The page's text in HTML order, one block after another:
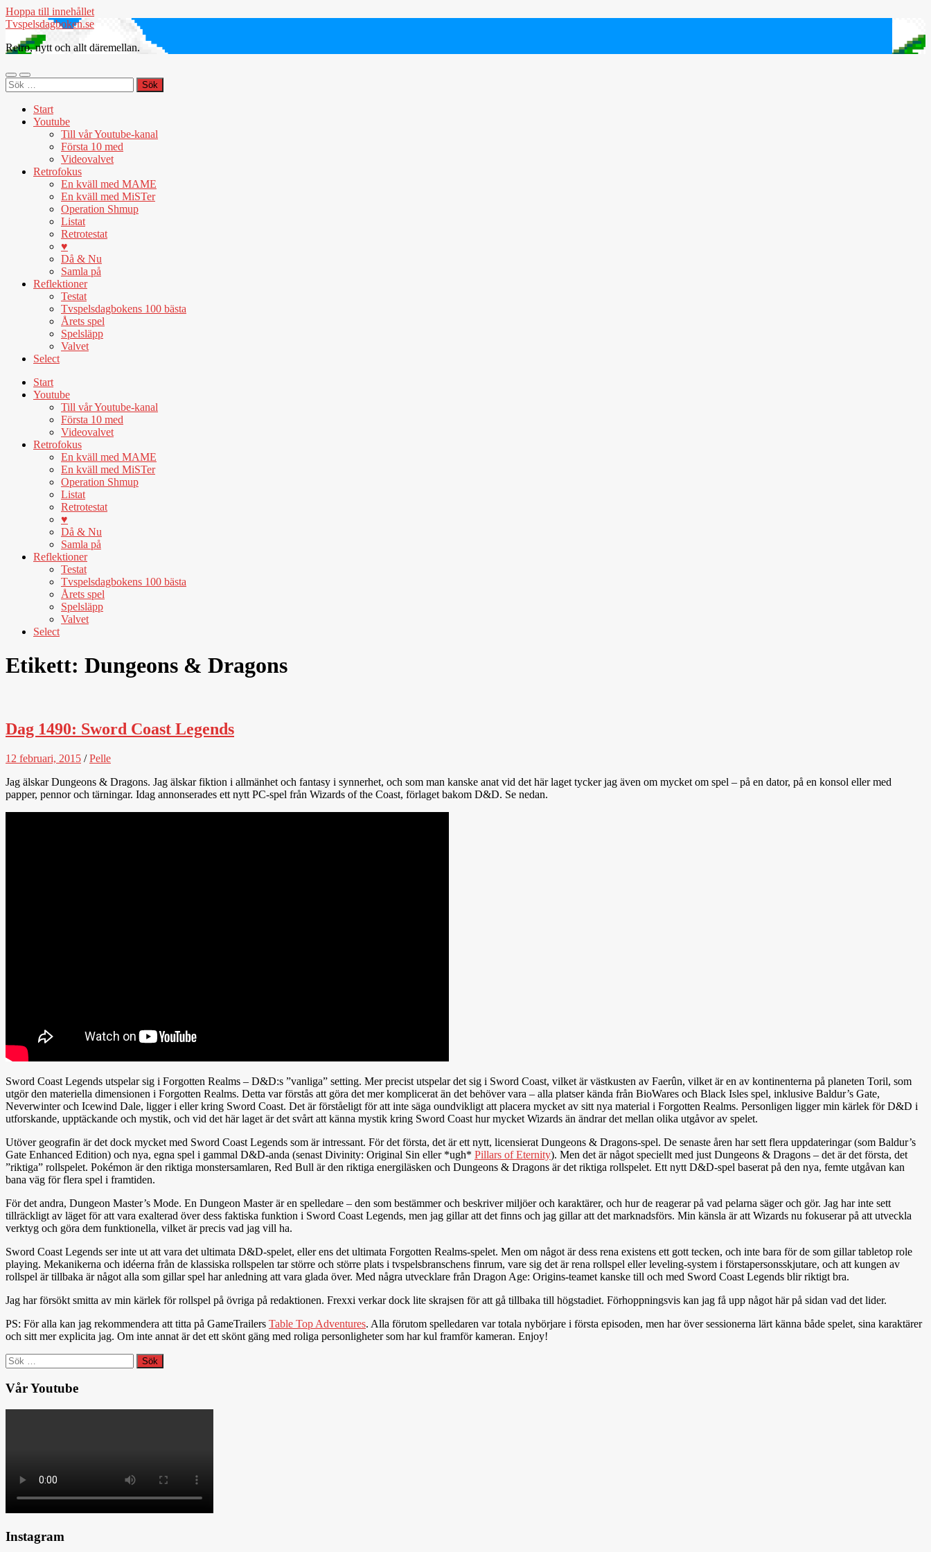
Hoppa till innehållet
Tvspelsdagboken.se
Retro, nytt och allt däremellan.
Slå
på/av
Slå
på/av
Sök
efter:
Start
Youtube
Till vår Youtube-kanal
Första 10 med
Videovalvet
Retrofokus
En kväll med MAME
En kväll med MiSTer
Operation Shmup
Listat
Retrotestat
♥
Då & Nu
Samla på
Reflektioner
Testat
Tvspelsdagbokens 100 bästa
Årets spel
Spelsläpp
Valvet
Select
Start
Youtube
Till vår Youtube-kanal
Första 10 med
Videovalvet
Retrofokus
En kväll med MAME
En kväll med MiSTer
Operation Shmup
Listat
Retrotestat
♥
Då & Nu
Samla på
Reflektioner
Testat
Tvspelsdagbokens 100 bästa
Årets spel
Spelsläpp
Valvet
Select
Etikett: Dungeons & Dragons
Dag 1490: Sword Coast Legends
12 februari, 2015 /Pelle
Jag älskar Dungeons & Dragons. Jag älskar fiktion i allmänhet och fantasy i synnerhet, och som man kanske anat vid det här laget tycker jag även om mycket om spel – på en dator, på en konsol eller med
papper, pennor och tärningar. Idag annonserades ett nytt PC-spel från Wizards of the Coast, förlaget bakom D&D. Se nedan.
Sword Coast Legends utspelar sig i Forgotten Realms – D&D:s ”vanliga” setting. Mer precist utspelar det sig i Sword Coast, vilket är västkusten av Faerûn, vilket är en av kontinenterna på planeten Toril, som
utgör den materiella dimensionen i Forgotten Realms. Detta var förstås att göra det mer komplicerat än det behöver vara – alla platser kända från BioWares och Black Isles spel, inklusive Baldur’s Gate,
Neverwinter och Icewind Dale, ligger i eller kring Sword Coast. Det är förståeligt för att inte säga oundvikligt att placera mycket av sitt nya material i Forgotten Realms. Personligen ligger min kärlek för D&D i
utforskande, upptäckande och mystik, och vid det här laget är det svårt att känna mystik kring Sword Coast hur mycket Wizards än ändrar det mellan olika utgåvor av spelet.
Utöver geografin är det dock mycket med Sword Coast Legends som är intressant. För det första, det är ett nytt, licensierat Dungeons & Dragons-spel. De senaste åren har sett flera uppdateringar (som Baldur’s
Gate Enhanced Edition) och nya, egna spel i gammal D&D-anda (senast Divinity: Original Sin eller *ugh* Pillars of Eternity). Men det är något speciellt med just Dungeons & Dragons – det är det första, det
”riktiga” rollspelet. Pokémon är den riktiga monstersamlaren, Red Bull är den riktiga energiläsken och Dungeons & Dragons är det riktiga rollspelet. Ett nytt D&D-spel baserat på den nya, femte utgåvan kan
bana väg för flera spel i framtiden.
För det andra, Dungeon Master’s Mode. En Dungeon Master är en spelledare – den som bestämmer och beskriver miljöer och karaktärer, och hur de reagerar på vad pelarna säger och gör. Jag har inte sett
tillräckligt av läget för att vara exalterad över dess faktiska funktion i Sword Coast Legends, men jag gillar att det finns och jag gillar att det marknadsförs. Min känsla är att Wizards nu fokuserar på att utveckla
verktyg och göra dem funktionella, vilket är precis vad jag vill ha.
Sword Coast Legends ser inte ut att vara det ultimata D&D-spelet, eller ens det ultimata Forgotten Realms-spelet. Men om något är dess rena existens ett gott tecken, och inte bara för de som gillar tabletop role
playing. Mekanikerna och idéerna från de klassiska rollspelen tar större och större plats i tvspelsbranschens finrum, vare sig det är rena rollspel eller leveling-system i förstapersonsskjutare, och att kungen av
rollspel är tillbaka är något alla som gillar spel har anledning att vara glada över. Med några utvecklare från Dragon Age: Origins-teamet kanske till och med Sword Coast Legends blir riktigt bra.
Jag har försökt smitta av min kärlek för rollspel på övriga på redaktionen. Frexxi verkar dock lite skrajsen för att gå tillbaka till högstadiet. Förhoppningsvis kan jag få upp något här på sidan vad det lider.
PS: För alla kan jag rekommendera att titta på GameTrailers Table Top Adventures. Alla förutom spelledaren var totala nybörjare i första episoden, men har över sessionerna lärt känna både spelet, sina karaktärer
och sitt mer explicita jag. Om inte annat är det ett skönt gäng med roliga personligheter som har kul framför kameran. Enjoy!
Sök
efter:
Vår Youtube
Instagram